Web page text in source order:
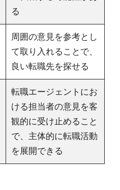
る
周囲の意見を参考とし
て取り入れることで、
良い転職先を探せる
転職エージェントにお
ける担当者の意見を客
観的に受け止めること
で、主体的に転職活動
を展開できる